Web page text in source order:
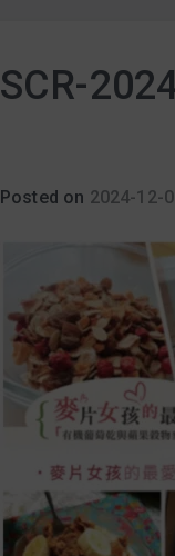
SCR-
Posted on 2024-12-